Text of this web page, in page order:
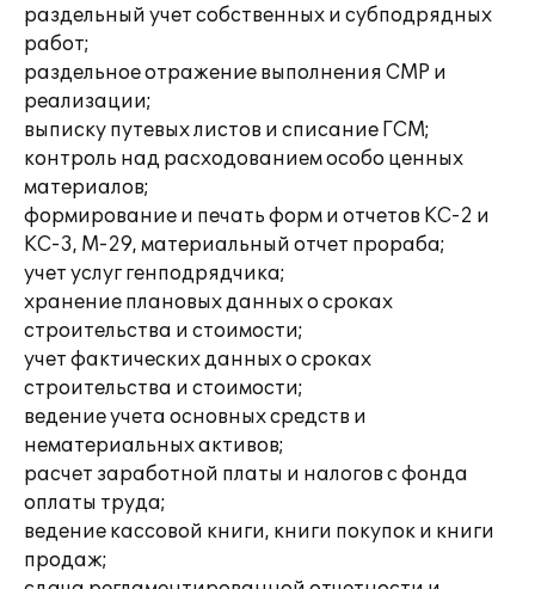
раздельный учет собственных и субподрядных
работ;
раздельное отражение выполнения СМР и
реализации;
выписку путевых листов и списание ГСМ;
контроль над расходованием особо ценных
материалов;
формирование и печать форм и отчетов КС-2 и
КС-3, М-29, материальный отчет прораба;
учет услуг генподрядчика;
хранение плановых данных о сроках
строительства и стоимости;
учет фактических данных о сроках
строительства и стоимости;
ведение учета основных средств и
нематериальных активов;
расчет заработной платы и налогов с фонда
оплаты труда;
ведение кассовой книги, книги покупок и книги
продаж;